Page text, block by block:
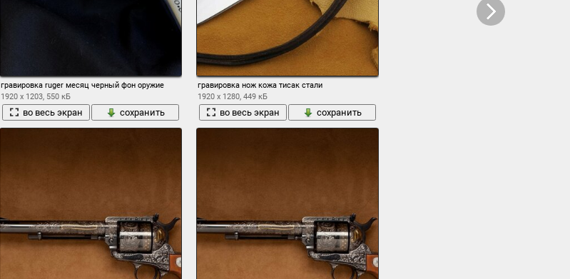
гравировка ruger месяц черный фон оружие
1920 x 1203, 550 кБ
во весь экран сохранить
гравировка нож кожа тисак стали
1920 x 1280, 449 кБ
во весь экран сохранить